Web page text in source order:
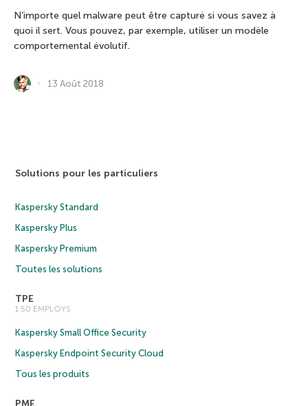
N’importe quel malware peut être capturé si vous savez à
quoi il sert. Vous pouvez, par exemple, utiliser un modèle
comportemental évolutif.
13 Août 2018
Solutions pour les particuliers
Kaspersky Standard
Kaspersky Plus
Kaspersky Premium
Toutes les solutions
TPE
1 50 EMPLOYS
Kaspersky Small Office Security
Kaspersky Endpoint Security Cloud
Tous les produits
PME